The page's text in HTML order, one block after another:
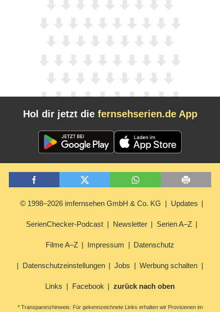
Hol dir jetzt die fernsehserien.de App
© 1998–2026 imfernsehen GmbH & Co. KG Updates
SerienChecker-Podcast Newsletter Serien A–Z
Filme A–Z Impressum Datenschutz
Datenschutzeinstellungen Jobs Werbung schalten
Links Facebook zurück nach oben
* Transparenzhinweis: Für gekennzeichnete Links erhalten wir Provisionen im